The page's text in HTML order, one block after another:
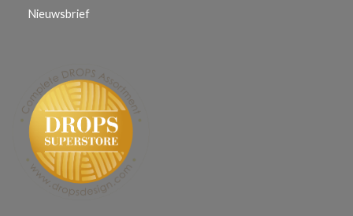
Nieuwsbrief